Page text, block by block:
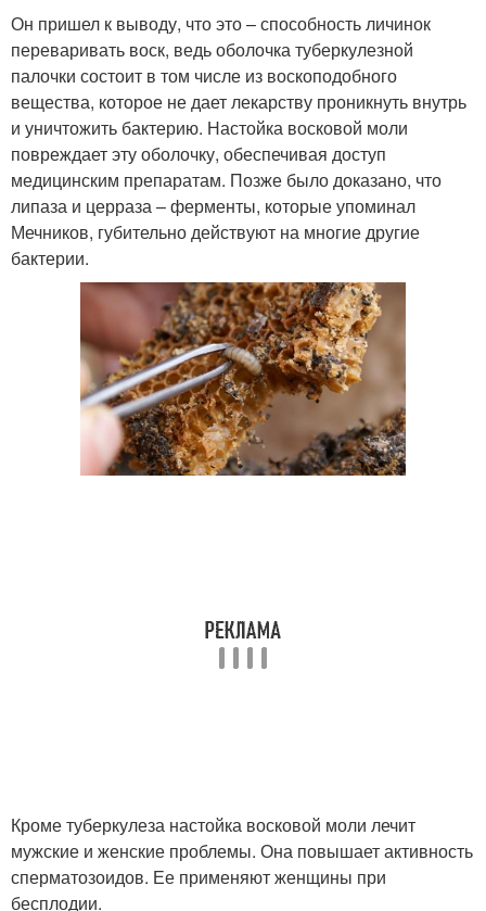
Он пришел к выводу, что это – способность личинок
переваривать воск, ведь оболочка туберкулезной
палочки состоит в том числе из воскоподобного
вещества, которое не дает лекарству проникнуть внутрь
и уничтожить бактерию. Настойка восковой моли
повреждает эту оболочку, обеспечивая доступ
медицинским препаратам. Позже было доказано, что
липаза и церраза – ферменты, которые упоминал
Мечников, губительно действуют на многие другие
бактерии.
Кроме туберкулеза настойка восковой моли лечит
мужские и женские проблемы. Она повышает активность
сперматозоидов. Ее применяют женщины при
бесплодии.